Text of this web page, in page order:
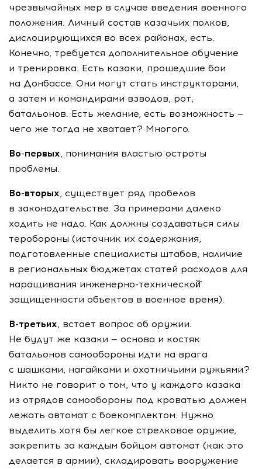
чрезвычайных мер в случае введения военного
положения. Личный состав казачьих полков,
дислоцирующихся во всех районах, есть.
Конечно, требуется дополнительное обучение
и тренировка. Есть казаки, прошедшие бои
на Донбассе. Они могут стать инструкторами,
а затем и командирами взводов, рот,
батальонов. Есть желание, есть возможность —
чего же тогда не хватает? Многого.
Во-первых, понимания властью остроты
проблемы.
Во-вторых, существует ряд пробелов
в законодательстве. За примерами далеко
ходить не надо. Как должны создаваться силы
теробороны (источник их содержания,
подготовленные специалисты штабов, наличие
в региональных бюджетах статей расходов для
наращивания инженерно-технической
защищенности объектов в военное время).
В-третьих, встает вопрос об оружии.
Не будут же казаки — основа и костяк
батальонов самообороны идти на врага
с шашками, нагайками и охотничьими ружьями?
Никто не говорит о том, что у каждого казака
из отрядов самообороны под кроватью должен
лежать автомат с боекомплектом. Нужно
выделить хотя бы легкое стрелковое оружие,
закрепить за каждым бойцом автомат (как это
делается в армии), складировать вооружение